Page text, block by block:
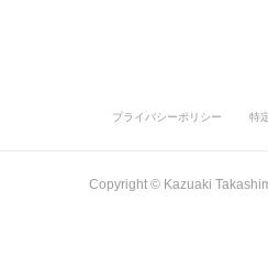
プライバシーポリシー 特
Copyright ©︎ Kazuaki